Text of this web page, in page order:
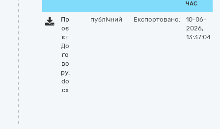
ЧАС
Пр
оє
кт
До
го
во
ру.
do
cx
публічний Експортовано:
10-06-
2026,
13:37:04